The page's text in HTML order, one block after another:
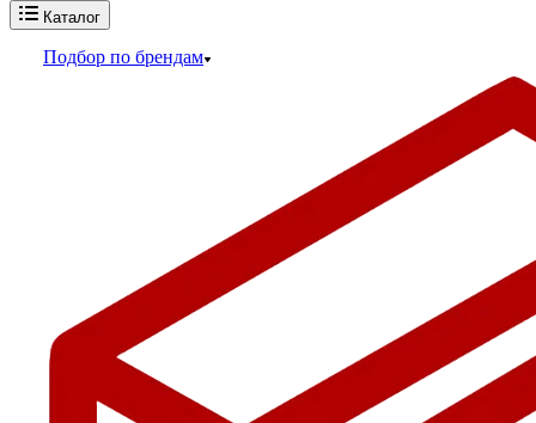
Каталог
Подбор по брендам